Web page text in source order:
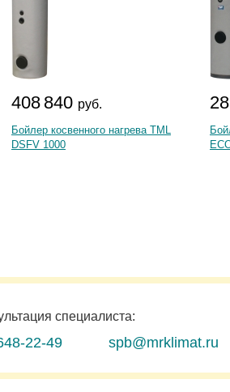
408 840 руб.
Бойлер косвенного нагрева TML
DSFV 1000
специалиста:
22-49 spb@mrklimat.ru